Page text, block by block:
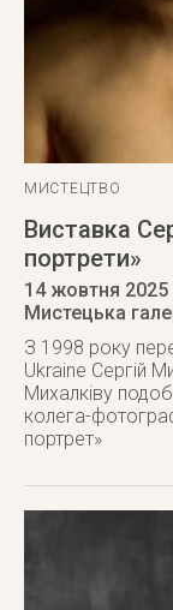
МИСТЕЦТВО
Виставка
портрети»
14 жовтня 2025
Мистецька
З 1998 року
Ukraine Сергій
Михалківу
колега-
портрет»